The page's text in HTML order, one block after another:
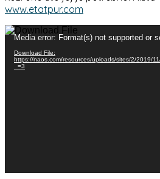
www.etatpur.com
Прегледач
видео
записа
Media error: Format(s) not supported or
Download File:
https://naos.com/resources/uploads/sites/2/2019/
_=3